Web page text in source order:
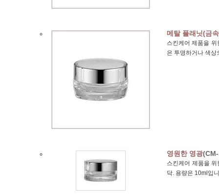
메탈 플래닛(금
스킨케어 제품을
은 투명하거나 색상
영원한 영광
스킨케어 제품을
닥. 용량은 10ml입